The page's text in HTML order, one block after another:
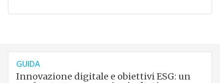
GUIDA
Innovazione digitale e obiettivi ESG: un